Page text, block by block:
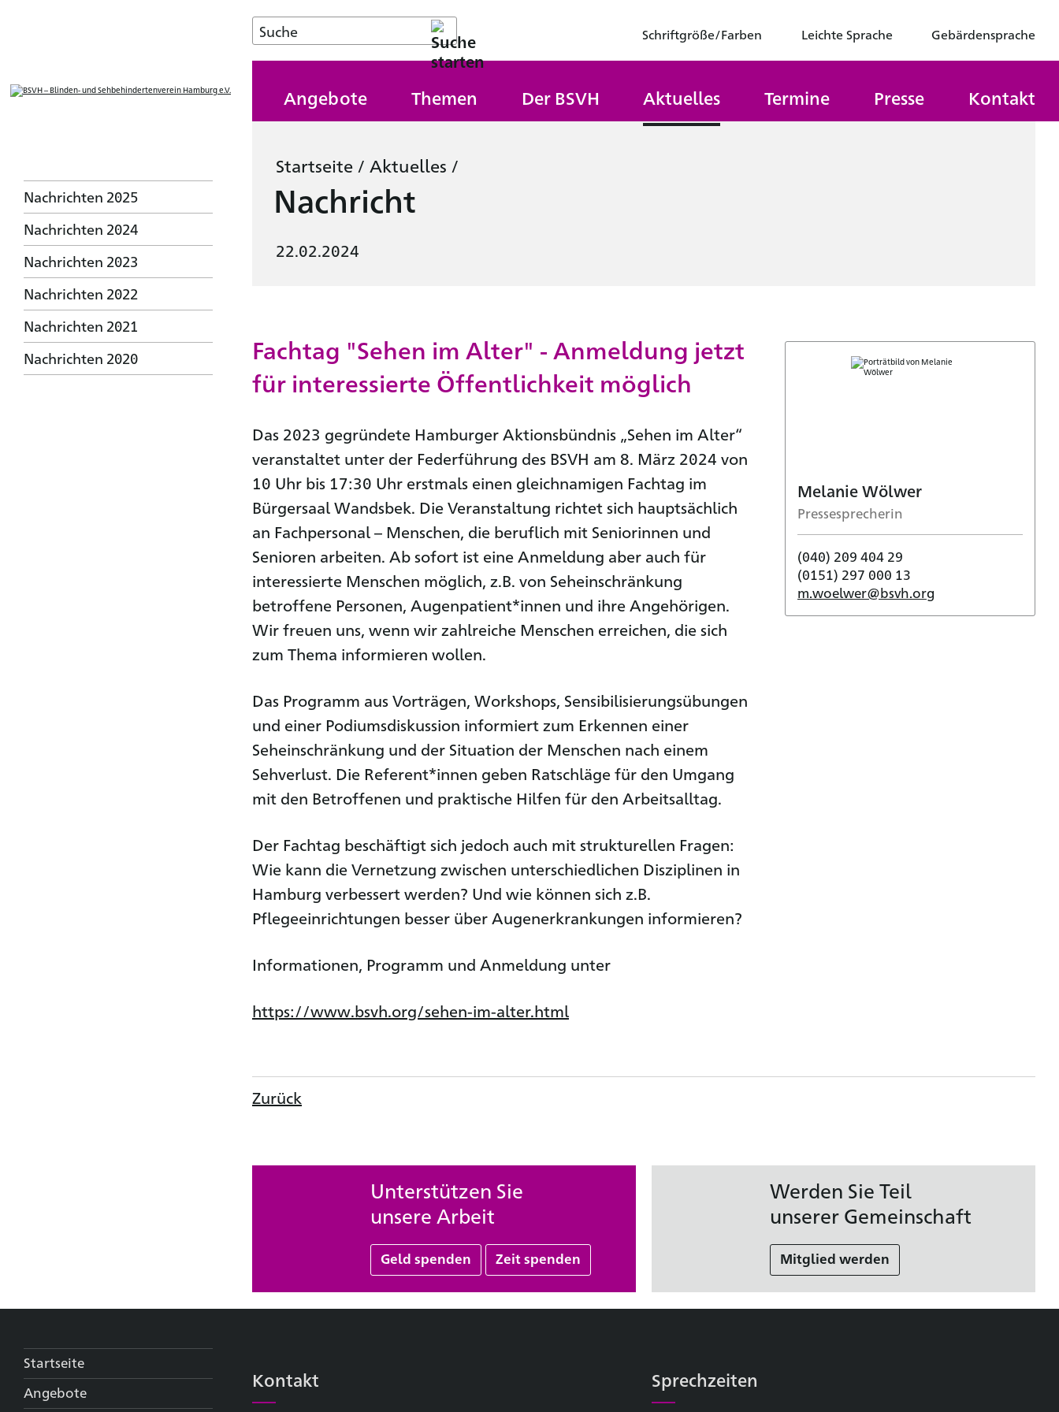
Schriftgröße/Farben Leichte Sprache Gebärdensprache
Angebote Themen Der BSVH Aktuelles Termine Presse Kontakt
Nachrichten 2025
Nachrichten 2024
Nachrichten 2023
Nachrichten 2022
Nachrichten 2021
Nachrichten 2020
Startseite / Aktuelles /
Nachricht
22.02.2024
Fachtag "Sehen im Alter" - Anmeldung jetzt
für interessierte Öffentlichkeit möglich
Das 2023 gegründete Hamburger Aktionsbündnis „Sehen im Alter“
veranstaltet unter der Federführung des BSVH am 8. März 2024 von
10 Uhr bis 17:30 Uhr erstmals einen gleichnamigen Fachtag im
Bürgersaal Wandsbek. Die Veranstaltung richtet sich hauptsächlich
an Fachpersonal – Menschen, die beruflich mit Seniorinnen und
Senioren arbeiten. Ab sofort ist eine Anmeldung aber auch für
interessierte Menschen möglich, z.B. von Seheinschränkung
betroffene Personen, Augenpatient*innen und ihre Angehörigen.
Wir freuen uns, wenn wir zahlreiche Menschen erreichen, die sich
zum Thema informieren wollen.
Das Programm aus Vorträgen, Workshops, Sensibilisierungsübungen
und einer Podiumsdiskussion informiert zum Erkennen einer
Seheinschränkung und der Situation der Menschen nach einem
Sehverlust. Die Referent*innen geben Ratschläge für den Umgang
mit den Betroffenen und praktische Hilfen für den Arbeitsalltag.
Der Fachtag beschäftigt sich jedoch auch mit strukturellen Fragen:
Wie kann die Vernetzung zwischen unterschiedlichen Disziplinen in
Hamburg verbessert werden? Und wie können sich z.B.
Pflegeeinrichtungen besser über Augenerkrankungen informieren?
Informationen, Programm und Anmeldung unter
https://www.bsvh.org/sehen-im-alter.html
Melanie Wölwer
Pressesprecherin
(040) 209 404 29
(0151) 297 000 13
m.woelwer@bsvh.org
Zurück
Unterstützen Sie
unsere Arbeit
Geld spenden Zeit spenden
Werden Sie Teil
unserer Gemeinschaft
Mitglied werden
Startseite
Angebote
Kontakt Sprechzeiten